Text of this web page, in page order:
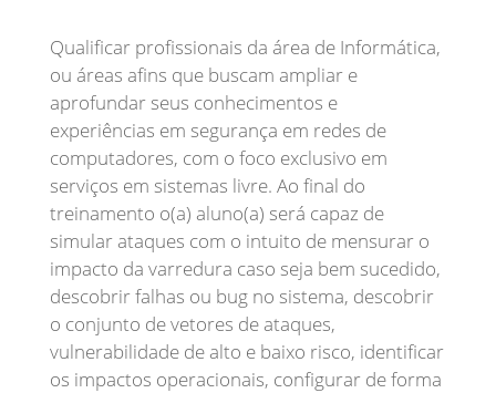
Qualificar profissionais da área de Informática,
ou áreas afins que buscam ampliar e
aprofundar seus conhecimentos e
experiências em segurança em redes de
computadores, com o foco exclusivo em
serviços em sistemas livre. Ao final do
treinamento o(a) aluno(a) será capaz de
simular ataques com o intuito de mensurar o
impacto da varredura caso seja bem sucedido,
descobrir falhas ou bug no sistema, descobrir
o conjunto de vetores de ataques,
vulnerabilidade de alto e baixo risco, identificar
os impactos operacionais, configurar de forma